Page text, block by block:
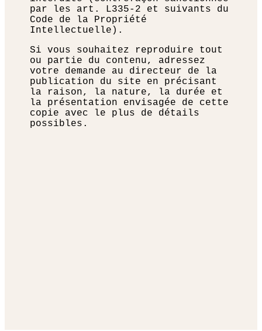
par les art. L335-2 et suivants du
Code de la Propriété
Intellectuelle).
Si vous souhaitez reproduire tout
ou partie du contenu, adressez
votre demande au directeur de la
publication du site en précisant
la raison, la nature, la durée et
la présentation envisagée de cette
copie avec le plus de détails
possibles.